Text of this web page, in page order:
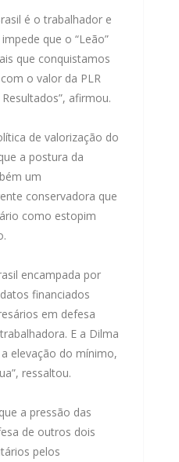
é o trabalhador e
que o “Leão”
que conquistamos
o valor da PLR
afirmou.
de valorização do
a postura da
um
conservadora que
como estopim
encampada por
financiados
em defesa
E a Dilma
elevação do mínimo,
ressaltou.
a pressão das
de outros dois
pelos